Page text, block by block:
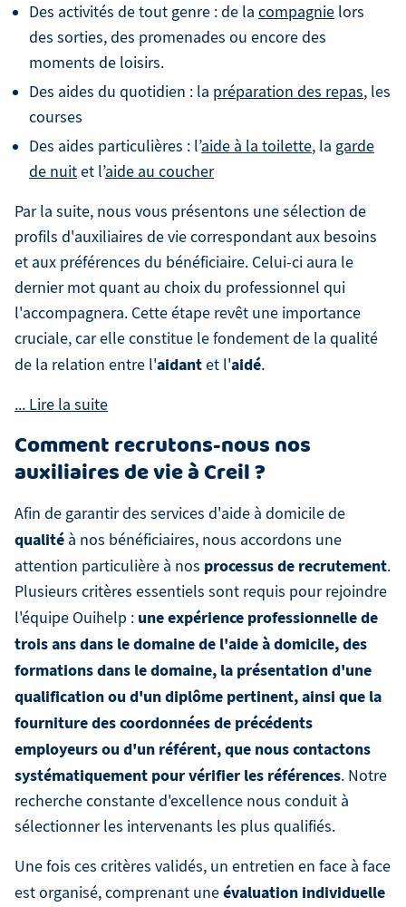
Des activités de tout genre : de la compagnie lors
des sorties, des promenades ou encore des
moments de loisirs.
Des aides du quotidien : la préparation des repas, les
courses
Des aides particulières : l’aide à la toilette, la garde
de nuitet l’aide au coucher
Par la suite, nous vous présentons une sélection de
profils d'auxiliaires de vie correspondant aux besoins
et aux préférences du bénéficiaire. Celui-ci aura le
dernier mot quant au choix du professionnel qui
l'accompagnera. Cette étape revêt une importance
cruciale, car elle constitue le fondement de la qualité
de la relation entre l'aidantet l'aidé.
Comment recrutons-nous nos
auxiliaires de vie à Creil ?
Afin de garantir des services d'aide à domicile de
qualité à nos bénéficiaires, nous accordons une
attention particulière à nos processus de recrutement.
Plusieurs critères essentiels sont requis pour rejoindre
l'équipe Ouihelp : une expérience professionnelle de
trois ans dans le domaine de l'aide à domicile, des
formations dans le domaine, la présentation d'une
qualification ou d'un diplôme pertinent, ainsi que la
fourniture des coordonnées de précédents
employeurs ou d'un référent, que nous contactons
systématiquement pour vérifier les références. Notre
recherche constante d'excellence nous conduit à
sélectionner les intervenants les plus qualifiés.
Une fois ces critères validés, un entretien en face à face
est organisé, comprenant uneévaluation individuelle